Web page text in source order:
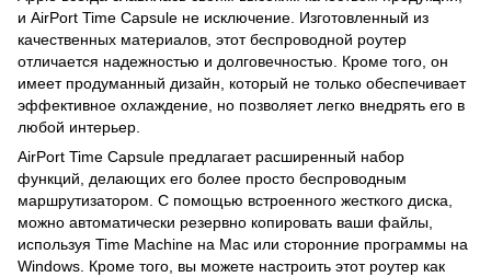
и AirPort Time Capsule не исключение. Изготовленный из
качественных материалов, этот беспроводной роутер
отличается надежностью и долговечностью. Кроме того, он
имеет продуманный дизайн, который не только обеспечивает
эффективное охлаждение, но позволяет легко внедрять его в
любой интерьер.
AirPort Time Capsule предлагает расширенный набор
функций, делающих его более просто беспроводным
маршрутизатором. С помощью встроенного жесткого диска,
можно автоматически резервно копировать ваши файлы,
используя Time Machine на Mac или сторонние программы на
Windows. Кроме того, вы можете настроить этот роутер как